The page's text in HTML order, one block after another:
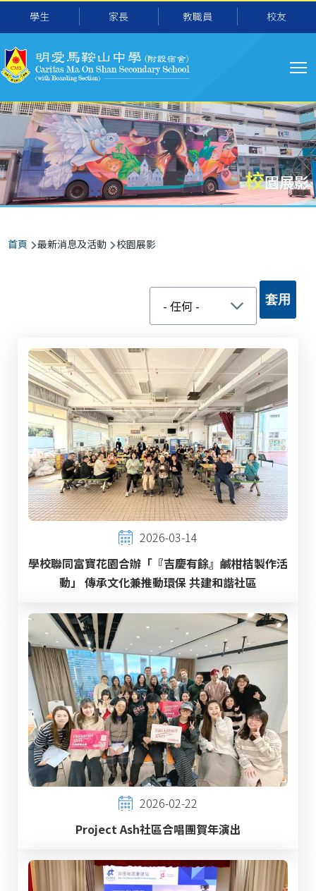
移至主內容
學生 家長 教職員 校友
主
航
校園展影
導
航
首頁 最新消息及活動 校園展影
2026-03-14
學校聯同富寶花園合辦「『吉慶有餘』鹹柑桔製作活
動」 傳承文化兼推動環保 共建和諧社區
2026-02-22
Project Ash社區合唱團賀年演出